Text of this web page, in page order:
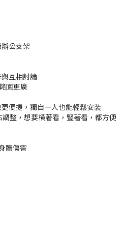
公支架
互相討論
圍更廣
便捷，獨自一人也能輕鬆安裝
整，想要橫著看，豎著看，都方便
體傷害